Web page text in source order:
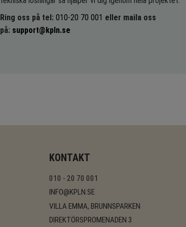
Ring oss på tel: 010-20 70 001 eller maila oss
på: support@kpln.se
KONTAKT
010 - 20 70 001
INFO@KPLN.SE
VILLA EMMA, BRUNNSPARKEN
DIREKTÖRSPROMENADEN 3